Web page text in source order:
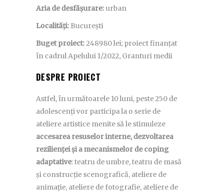
Aria de desfășurare:urban
Localități: București
Buget proiect:248980 lei; proiect finanțat
în cadrul Apelului 1/2022, Granturi medii
DESPRE PROIECT
Astfel, în următoarele 10 luni, peste 250 de
adolescenți vor participa la o serie de
ateliere artistice menite să le stimuleze
accesarea resuselor interne, dezvoltarea
rezilienței și a mecanismelor de coping
adaptative: teatru de umbre, teatru de masă
și construcție scenografică, ateliere de
animație, ateliere de fotografie, ateliere de